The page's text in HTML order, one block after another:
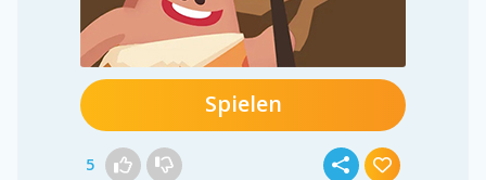
Spielen
5